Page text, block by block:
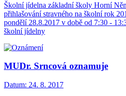
Školní jídelna základní školy Horní
přihlašování stravného na školní rok
pondělí 28.8.2017 v době od 7:30 -
školní jídelny
MUDr. Srncová oznamuje
Datum: 24. 8. 2017